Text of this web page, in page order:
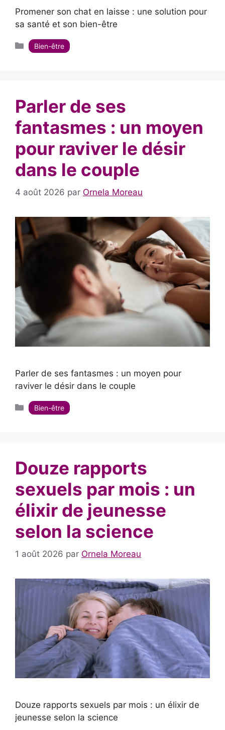
Promener son chat en laisse : une solution pour
sa santé et son bien-être
Catégories
Bien-être
Parler de ses
fantasmes : un moyen
pour raviver le désir
dans le couple
4 août 2026 par Ornela Moreau
Parler de ses fantasmes : un moyen pour
raviver le désir dans le couple
Catégories
Bien-être
Douze rapports
sexuels par mois : un
élixir de jeunesse
selon la science
1 août 2026 par Ornela Moreau
Douze rapports sexuels par mois : un élixir de
jeunesse selon la science